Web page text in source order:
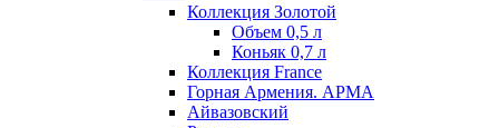
Коллекция Золотой
Объем 0,5 л
Коньяк 0,7 л
Коллекция France
Горная Армения. АРМА
Айвазовский